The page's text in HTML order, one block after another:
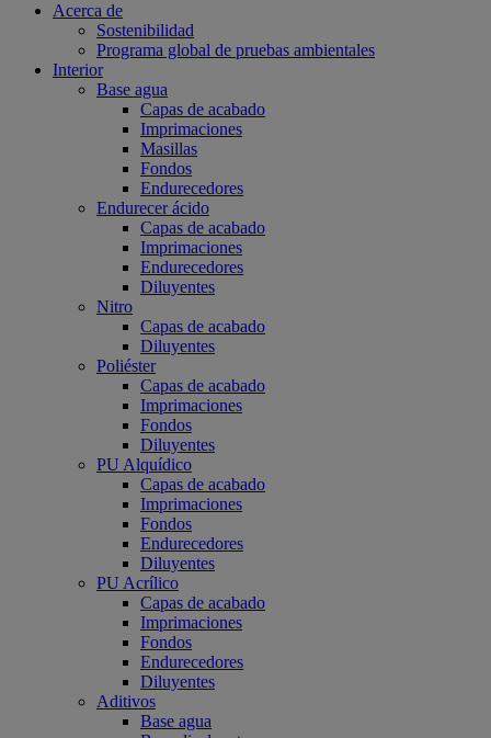
Acerca de
Sostenibilidad
Programa global de pruebas ambientales
Interior
Base agua
Capas de acabado
Imprimaciones
Masillas
Fondos
Endurecedores
Endurecer ácido
Capas de acabado
Imprimaciones
Endurecedores
Diluyentes
Nitro
Capas de acabado
Diluyentes
Poliéster
Capas de acabado
Imprimaciones
Fondos
Diluyentes
PU Alquídico
Capas de acabado
Imprimaciones
Fondos
Endurecedores
Diluyentes
PU Acrílico
Capas de acabado
Imprimaciones
Fondos
Endurecedores
Diluyentes
Aditivos
Base agua